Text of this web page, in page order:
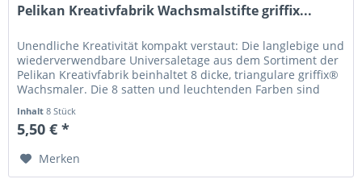
Pelikan Kreativfabrik Wachsmalstifte griffix...
Unendliche Kreativität kompakt verstaut: Die langlebige und
wiederverwendbare Universaletage aus dem Sortiment der
Pelikan Kreativfabrik beinhaltet 8 dicke, triangulare griffix®
Wachsmaler. Die 8 satten und leuchtenden Farben sind
Inhalt8 Stück
5,50 € *
Merken